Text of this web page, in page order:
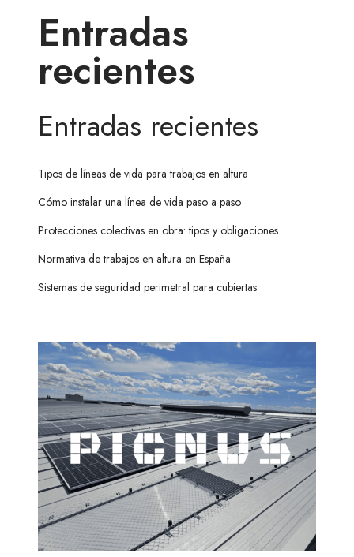
Entradas
recientes
Entradas recientes
Tipos de líneas de vida para trabajos en altura
Cómo instalar una línea de vida paso a paso
Protecciones colectivas en obra: tipos y obligaciones
Normativa de trabajos en altura en España
Sistemas de seguridad perimetral para cubiertas